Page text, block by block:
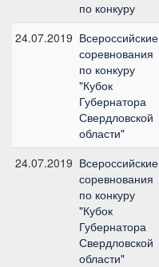
по конкуру
24.07.2019 Всероссийские
соревнования
по конкуру
"Кубок
Губернатора
Свердловской
области"
24.07.2019 Всероссийские
соревнования
по конкуру
"Кубок
Губернатора
Свердловской
области"